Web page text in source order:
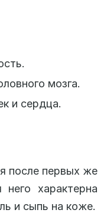
мозга.
и сердца.
после первых же
характерна
и сыпь на коже.